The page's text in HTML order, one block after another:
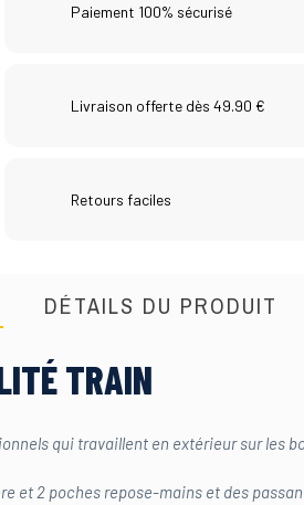
Paiement 100% sécurisé
Livraison offerte dès 49.90 €
Retours faciles
DÉTAILS DU PRODUIT
TRAIN
qui travaillent en extérieur sur les
et 2 poches repose-mains et des